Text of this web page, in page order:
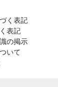
く表記
表記
の掲示
いて